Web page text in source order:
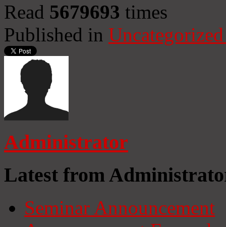
Read 5679693 times
Published in
Administrator
Latest from
Seminar Announcement